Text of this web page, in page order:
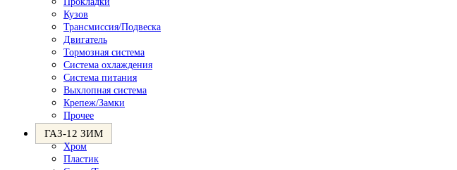
Кузов
Трансмиссия/Подвеска
Двигатель
Тормозная система
Система охлаждения
Система питания
Выхлопная система
Крепеж/Замки
Прочее
ГАЗ-12 ЗИМ
Хром
Пластик